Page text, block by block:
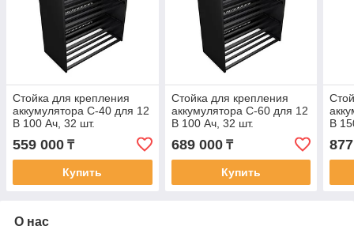
Стойка для крепления
аккумулятора C-40 для 12
В 100 Ач, 32 шт.
559 000 ₸
Купить
Стойка для крепления
аккумулятора C-60 для 12
В 100 Ач, 32 шт.
689 000₸
Купить
В
О нас